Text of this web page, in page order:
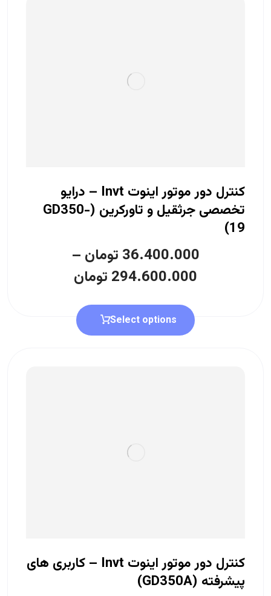
کنترل دور موتور اینوت Invt – درایو
تخصصی جرثقیل و تاورکرین (GD350-
19)
36.400.000 تومان –
294.600.000 تومان
Select options
کنترل دور موتور اینوت Invt – کاربری های
پیشرفته (GD350A)